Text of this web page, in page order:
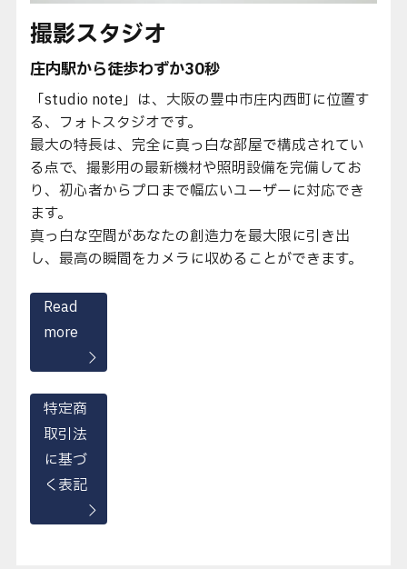
撮影スタジオ
庄内駅から徒歩わずか30秒
「studio note」は、大阪の豊中市庄内西町に位置す
る、フォトスタジオです。
最大の特長は、完全に真っ白な部屋で構成されてい
る点で、撮影用の最新機材や照明設備を完備してお
り、初心者からプロまで幅広いユーザーに対応でき
ます。
真っ白な空間があなたの創造力を最大限に引き出
し、最高の瞬間をカメラに収めることができます。
Read
more
特定商
取引法
に基づ
く表記